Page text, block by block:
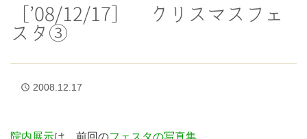
［’08/12/17］ クリスマスフェ
スタ③
access_time 2008.12.17
院内展示は、前回のフェスタの写真集。